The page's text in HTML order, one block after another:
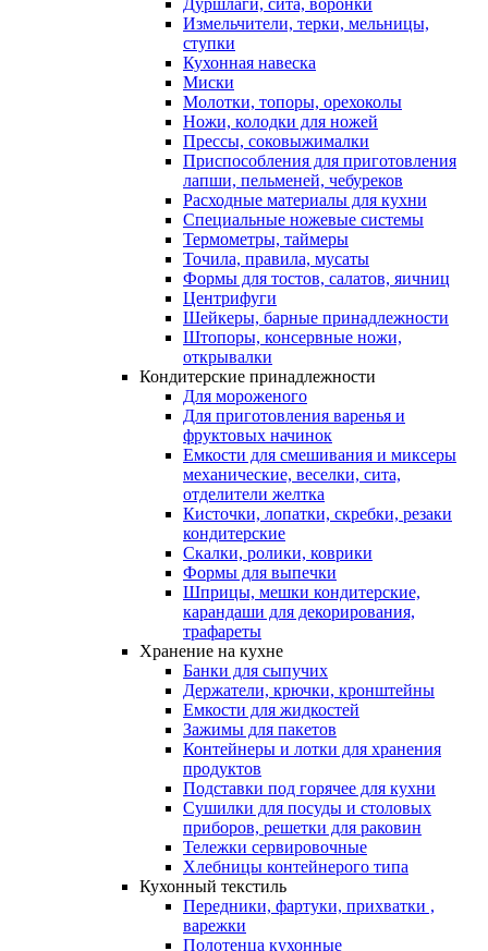
Дуршлаги, сита, воронки
Измельчители, терки, мельницы,
ступки
Кухонная навеска
Миски
Молотки, топоры, орехоколы
Ножи, колодки для ножей
Прессы, соковыжималки
Приспособления для приготовления
лапши, пельменей, чебуреков
Расходные материалы для кухни
Специальные ножевые системы
Термометры, таймеры
Точила, правила, мусаты
Формы для тостов, салатов, яичниц
Центрифуги
Шейкеры, барные принадлежности
Штопоры, консервные ножи,
открывалки
Кондитерские принадлежности
Для мороженого
Для приготовления варенья и
фруктовых начинок
Емкости для смешивания и миксеры
механические, веселки, сита,
отделители желтка
Кисточки, лопатки, скребки, резаки
кондитерские
Скалки, ролики, коврики
Формы для выпечки
Шприцы, мешки кондитерские,
карандаши для декорирования,
трафареты
Хранение на кухне
Банки для сыпучих
Держатели, крючки, кронштейны
Емкости для жидкостей
Зажимы для пакетов
Контейнеры и лотки для хранения
продуктов
Подставки под горячее для кухни
Сушилки для посуды и столовых
приборов, решетки для раковин
Тележки сервировочные
Хлебницы контейнерого типа
Кухонный текстиль
Передники, фартуки, прихватки ,
варежки
Полотенца кухонные